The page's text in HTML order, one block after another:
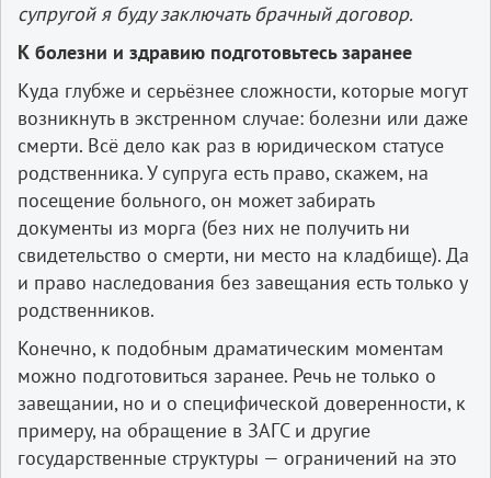
супругой я буду заключать брачный договор.
К болезни и здравию подготовьтесь заранее
Куда глубже и серьёзнее сложности, которые могут
возникнуть в экстренном случае: болезни или даже
смерти. Всё дело как раз в юридическом статусе
родственника. У супруга есть право, скажем, на
посещение больного, он может забирать
документы из морга (без них не получить ни
свидетельство о смерти, ни место на кладбище). Да
и право наследования без завещания есть только у
родственников.
Конечно, к подобным драматическим моментам
можно подготовиться заранее. Речь не только о
завещании, но и о специфической доверенности, к
примеру, на обращение в ЗАГС и другие
государственные структуры — ограничений на это